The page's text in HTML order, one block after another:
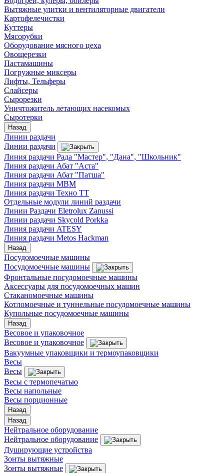
Вытяжные улитки и вентиляторные двигатели
Картофелечистки
Куттеры
Мясорубки
Оборудование мясного цеха
Овощерезки
Пастамашины
Погружные миксеры
Лифты, Тельферы
Слайсеры
Сырорезки
Уничтожитель летающих насекомых
Сыротерки
Назад
Линии раздачи
Линии раздачи
Линия раздачи Рада "Мастер", "Дана", "Школьник"
Линия раздачи Абат "Аста"
Линия раздачи Абат "Патша"
Линия раздачи МВМ
Линия раздачи Техно ТТ
Отдельные модули линий раздачи
Линии Раздачи Eletrolux Zanussi
Линии раздачи Skycold Porkka
Линия раздачи ATESY
Линия раздачи Metos Hackman
Назад
Посудомоечные машины
Посудомоечные машины
Фронтальные посудомоечные машины
Аксессуары для посудомоечных машин
Стаканомоечные машины
Котломоечные и туннельные посудомоечные машины
Купольные посудомоечные машины
Назад
Весовое и упаковочное
Весовое и упаковочное
Вакуумные упаковщики и термоупаковщики
Весы
Весы
Весы с термопечатью
Весы напольные
Весы порционные
Назад
Назад
Нейтральное оборудование
Нейтральное оборудование
Душирующие устройства
Зонты вытяжные
Зонты вытяжные